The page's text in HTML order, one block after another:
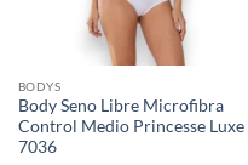
BODYS
Body Seno Libre Microfibra
Control Medio Princesse Luxe
7036